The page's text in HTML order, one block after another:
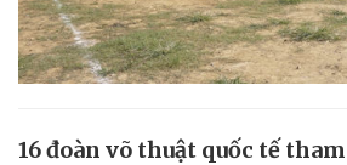
16 đoàn võ thuật quốc tế